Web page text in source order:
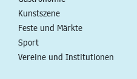
Kunstszene
Feste und Märkte
Sport
Vereine und Institutionen